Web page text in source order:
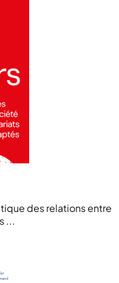
des relations entre
...